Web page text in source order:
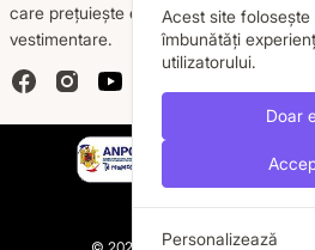
care prețuiește eleganța, confortul și
vestimentare.
FacebookInstagramYouTube
Acest site
îmbunătăți
utilizatorului.
Doar
Personalizează